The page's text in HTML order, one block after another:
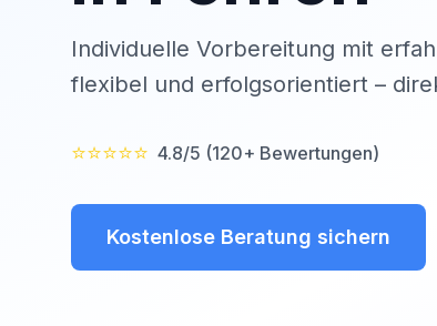
Individuelle Vorbereitung mit
flexibel und erfolgsorientiert –
⭐⭐⭐⭐⭐ 4.8/5 (120+ Bewertungen)
Kostenlose Beratung sichern